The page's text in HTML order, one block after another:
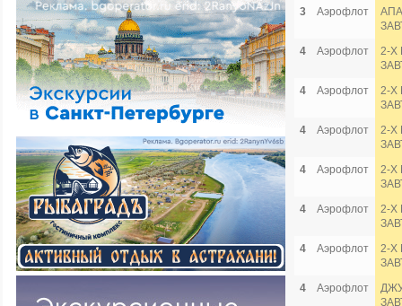
3
Аэрофлот
4
Аэрофлот
2-Х
4
Аэрофлот
2-Х
4
Аэрофлот
2-Х
4
Аэрофлот
2-Х
4
Аэрофлот
2-Х
4
Аэрофлот
2-Х
4
Аэрофлот